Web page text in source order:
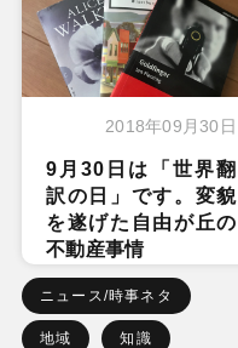
2018年09月30日
9月30日は「世界翻
訳の日」です。変貌
を遂げた自由が丘の
不動産事情
ニュース/時事ネタ
地域 知識